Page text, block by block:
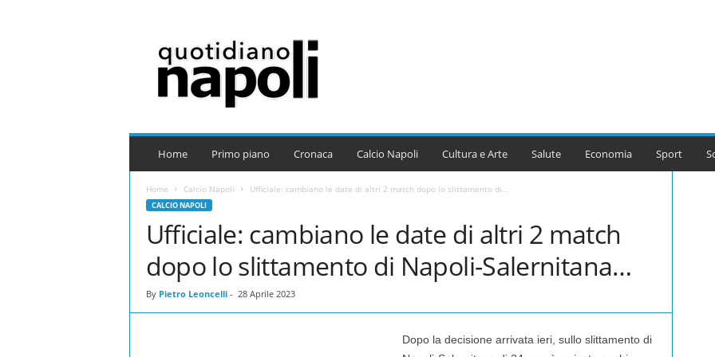
i
n
Home Primo piano Cronaca Calcio Napoli Cultura e Arte Salute Economia Sport
Home Calcio Napoli Ufficiale: cambiano le date di altri 2 match dopo lo slittamento di...
CALCIO NAPOLI
Ufficiale: cambiano le date di altri 2 match
dopo lo slittamento di Napoli-Salernitana…
By Pietro Leoncelli- 28 Aprile 2023
Dopo la decisione arrivata ieri, sullo slittamento di